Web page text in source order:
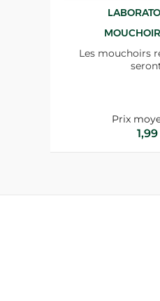
Les mouchoirs
Prix